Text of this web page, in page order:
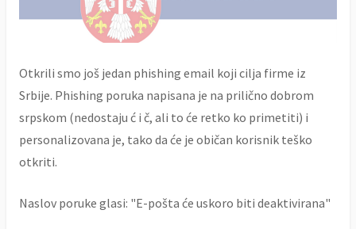
Otkrili smo još jedan phishing email koji cilja firme iz
Srbije. Phishing poruka napisana je na prilično dobrom
srpskom (nedostaju ć i č, ali to će retko ko primetiti) i
personalizovana je, tako da će je običan korisnik teško
otkriti.
Naslov poruke glasi: "E-pošta će uskoro biti deaktivirana"